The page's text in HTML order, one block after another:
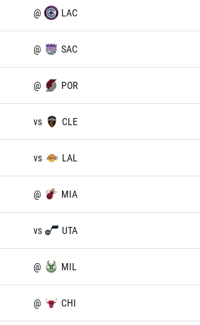
@ LAC
@ SAC
@ POR
vs CLE
vs LAL
@ MIA
vs UTA
@ MIL
@ CHI